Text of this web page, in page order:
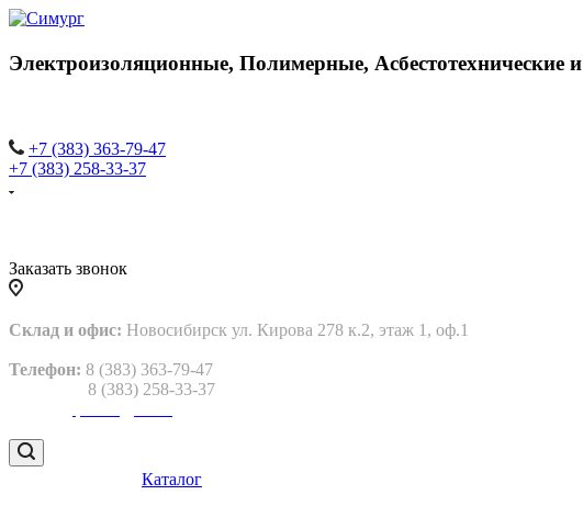
Электроизоляционные, Полимерные, Асбестотехнические и
+7 (383) 363-79-47
+7 (383) 258-33-37
Заказать звонок
Склад и офис: Новосибирск ул. Кирова 278 к.2, этаж 1, оф.1
Телефон: 8 (383) 363-79-47
8 (383) 258-33-37
Каталог